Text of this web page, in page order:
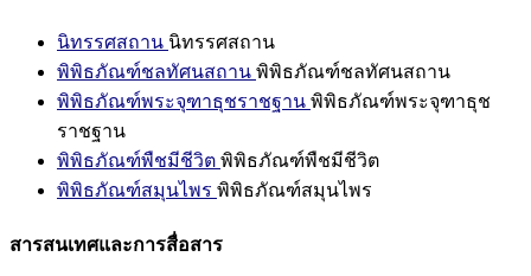
นิทรรศสถาน นิทรรศสถาน
พิพิธภัณฑ์ชลทัศนสถาน พิพิธภัณฑ์ชลทัศนสถาน
พิพิธภัณฑ์พระจุฑาธุชราชฐาน พิพิธภัณฑ์พระจุฑาธุช
ราชฐาน
พิพิธภัณฑ์พืชมีชีวิต พิพิธภัณฑ์พืชมีชีวิต
พิพิธภัณฑ์สมุนไพร พิพิธภัณฑ์สมุนไพร
สารสนเทศและการสื่อสาร